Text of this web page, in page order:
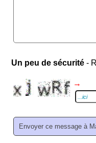
Un peu de sécurité -
→